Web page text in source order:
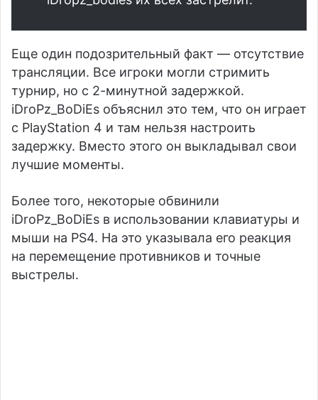
Еще один подозрительный факт — отсутствие
трансляции. Все игроки могли стримить
турнир, но с 2-минутной задержкой.
iDroPz_BoDiEs объяснил это тем, что он играет
с PlayStation 4 и там нельзя настроить
задержку. Вместо этого он выкладывал свои
лучшие моменты.
Более того, некоторые обвинили
iDroPz_BoDiEs в использовании клавиатуры и
мыши на PS4. На это указывала его реакция
на перемещение противников и точные
выстрелы.